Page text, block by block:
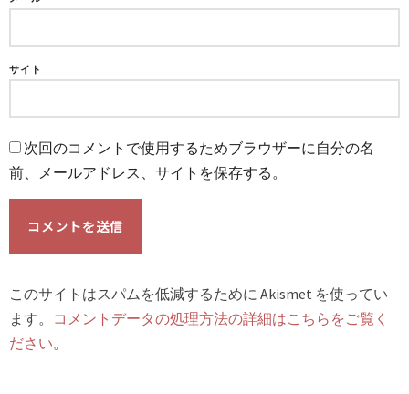
サイト
次回のコメントで使用するためブラウザーに自分の名
前、メールアドレス、サイトを保存する。
このサイトはスパムを低減するために Akismet を使ってい
ます。 コメントデータの処理方法の詳細はこちらをご覧く
ださい。